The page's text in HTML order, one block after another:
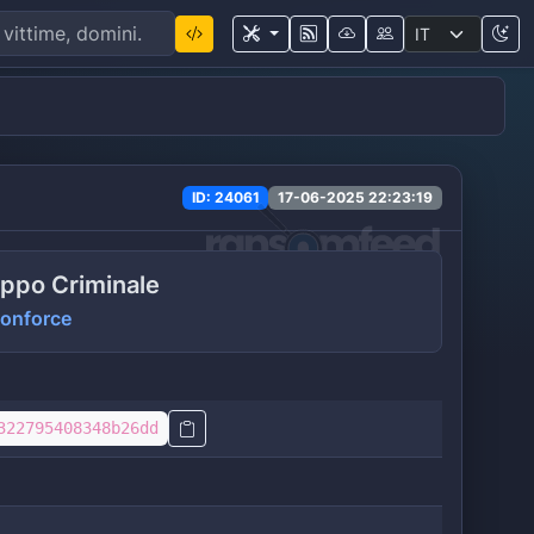
ID: 24061 17-06-2025 22:23:19
Criminale